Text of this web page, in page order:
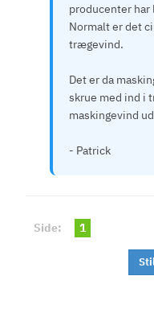
producenter
Normalt er det
trægevind.
Det er da
skrue med ind i
maskingevind
- Patrick
Side: 1